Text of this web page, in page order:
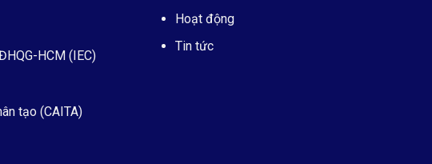
HCM (IEC)
tạo (CAITA)
Hoạt động
Tin tức